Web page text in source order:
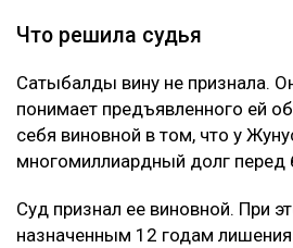
Что решила судья
Сатыбалды вину не признала.
понимает предъявленного ей
себя виновной в том, что у
многомиллиардный долг перед
Суд признал ее виновной. При
назначенным 12 годам